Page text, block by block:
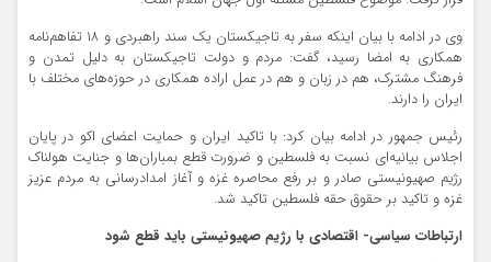
وی در ادامه با بیان اینکه سفر به تاجیکستان یک سند راهبردی و ۱۸ تفاهم‌نامه
همکاری به امضا رسید، گفت: مردم و دولت تاجیکستان به دلیل تمدن و
فرهنگ مشترک، هم در زبان و هم در عمل اراده همکاری در حوزه‌های مختلف با
ایران را دارند.
رئیس جمهور در ادامه بیان کرد: با تاکید ایران و حمایت اعضای اکو در پایان
اجلاس بیانیه‌ای نسبت به فلسطین و ضرورت قطع بمباران‌ها و جنایت هولناک
رژیم صهیونیستی صادر و بر رفع محاصره غزه و آغاز امدادرسانی به مردم عزیز
غزه و تاکید بر حقوق حقه فلسطین تاکید شد.
ارتباطات سیاسی- اقتصادی با رژیم صهیونیستی باید قطع شود